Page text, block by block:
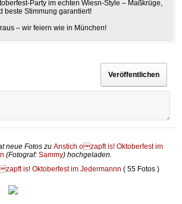
Party im echten Wiesn-Style – Maßkrüge,
beste Stimmung garantiert!
– wir feiern wie in München!
neue Fotos zu Anstich ozapft is! Oktoberfest im
(Fotograf: Sammy) hochgeladen.
is! Oktoberfest im Jedermannn ( 55 Fotos )